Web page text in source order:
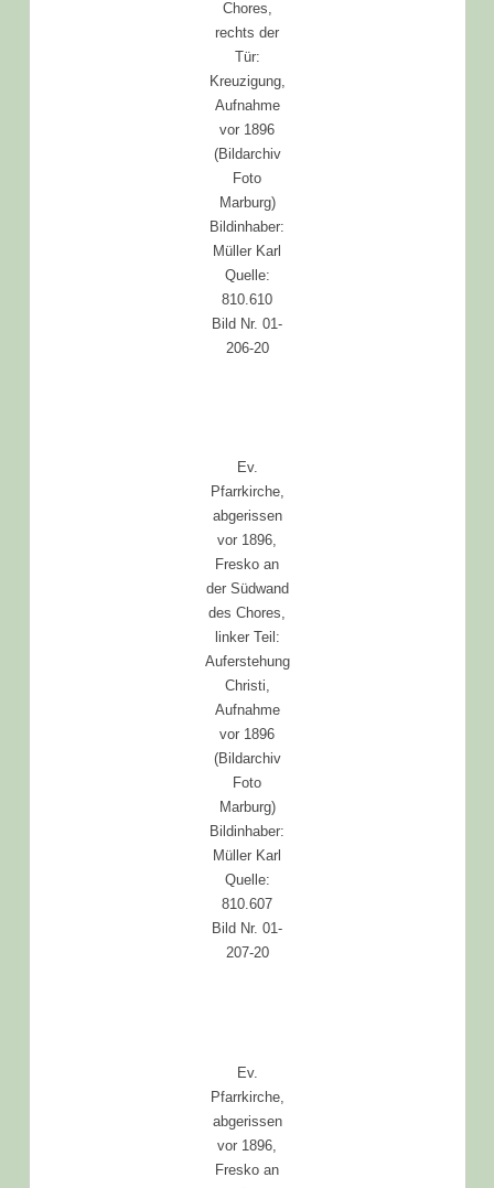
Chores,
rechts der
Tür:
Kreuzigung,
Aufnahme
vor 1896
(Bildarchiv
Foto
Marburg)
Bildinhaber:
Müller Karl
Quelle:
810.610
Bild Nr. 01-
206-20
Ev.
Pfarrkirche,
abgerissen
vor 1896,
Fresko an
der Südwand
des Chores,
linker Teil:
Auferstehung
Christi,
Aufnahme
vor 1896
(Bildarchiv
Foto
Marburg)
Bildinhaber:
Müller Karl
Quelle:
810.607
Bild Nr. 01-
207-20
Ev.
Pfarrkirche,
abgerissen
vor 1896,
Fresko an